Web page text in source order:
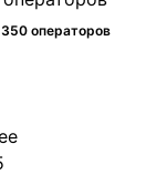
350 операторов